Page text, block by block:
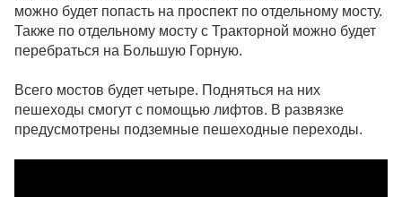
можно будет попасть на проспект по отдельному мосту.
Также по отдельному мосту с Тракторной можно будет
перебраться на Большую Горную.
Всего мостов будет четыре. Подняться на них
пешеходы смогут с помощью лифтов. В развязке
предусмотрены подземные пешеходные переходы.